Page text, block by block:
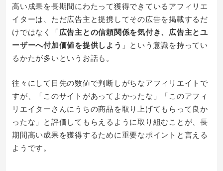
高い成果を長期間にわたって獲得できているアフィリエ
イターは、ただ広告主と提携してその広告を掲載するだ
けではなく「広告主との信頼関係を気付き、広告主とユ
ーザーへ付加価値を提供しよう 」という意識を持ってい
るかたが多いというお話も。
往々にして目先の数値で判断しがちなアフィリエイトで
すが、「このサイトがあってよかったな」「このアフィ
リエイターさんにうちの商品を取り上げてもらって良か
ったな」と評価してもらえるように取り組むことが、長
期間高い成果を獲得するために重要なポイントと言える
ようです。